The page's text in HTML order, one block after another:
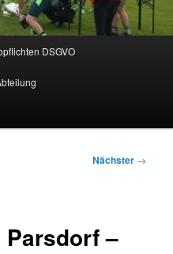
DSGVO
Nächster →
Parsdorf –